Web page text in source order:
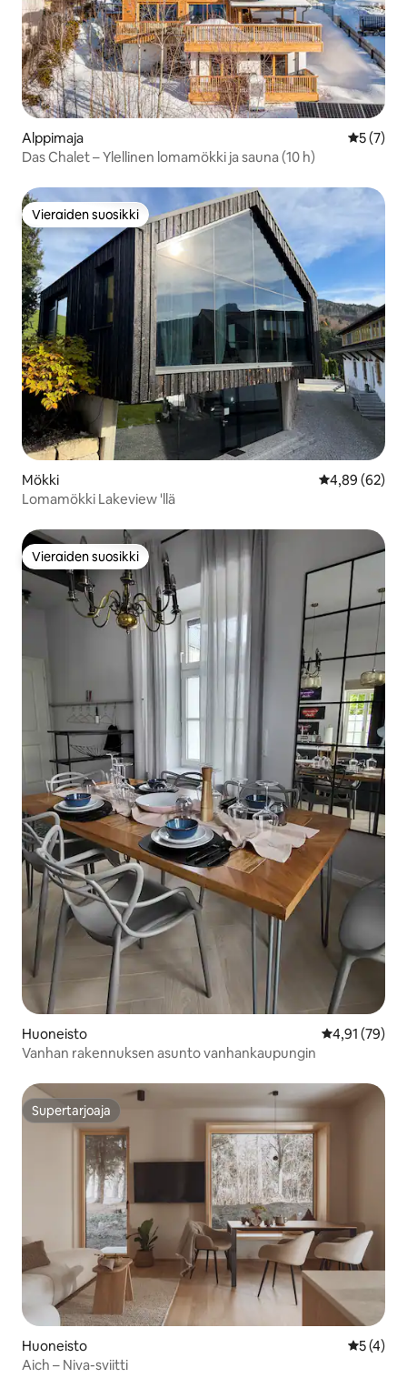
Alppimaja
5 (7)
Das Chalet – Ylellinen lomamökki ja sauna (10 h)
Vieraiden suosikki
Vieraiden suosikki
Mökki
4,89 (62)
Lomamökki Lakeview 'llä
Vieraiden suosikki
Vieraiden suosikki
Huoneisto
4,91 (79)
Vanhan rakennuksen asunto vanhankaupungin
Supertarjoaja
Supertarjoaja
Huoneisto
5 (4)
Aich – Niva-sviitti